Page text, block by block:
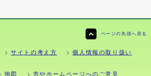
ページの先頭へ戻る
サイトの考え方 個人情報の取り扱い
地図 市やホームページへのご意見